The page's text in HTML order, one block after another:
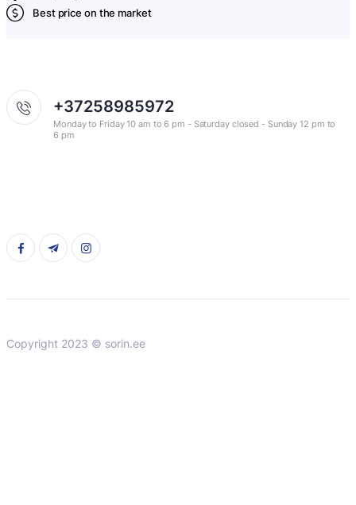
Best price on the market
+37258985972
Monday to Friday 10 am to 6 pm - Saturday closed - Sunday 12 pm to
6 pm
Copyright 2023 © sorin.ee